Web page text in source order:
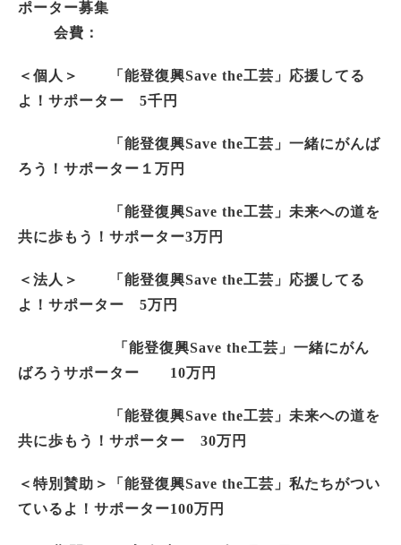
ポーター募集
会費：
＜個人＞ 「能登復興Save the工芸」応援してる
よ！サポーター 5千円
「能登復興Save the工芸」一緒にがんば
ろう！サポーター１万円
「能登復興Save the工芸」未来への道を
共に歩もう！サポーター3万円
＜法人＞ 「能登復興Save the工芸」応援してる
よ！サポーター 5万円
「能登復興Save the工芸」一緒にがん
ばろうサポーター 10万円
「能登復興Save the工芸」未来への道を
共に歩もう！サポーター 30万円
＜特別賛助＞「能登復興Save the工芸」私たちがつい
ているよ！サポーター100万円